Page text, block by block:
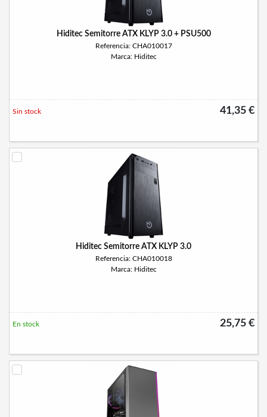
Hiditec Semitorre ATX KLYP 3.0 + PSU500
Referencia: CHA010017
Marca: Hiditec
41,35 €
Sin stock
Hiditec Semitorre ATX KLYP 3.0
Referencia: CHA010018
Marca: Hiditec
25,75 €
En stock